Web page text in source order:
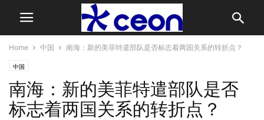
Home 中国 南海：新的美菲特遣部队是否标志着两国关系的转折点？
中国
南海：新的美菲特遣部队是否
标志着两国关系的转折点？